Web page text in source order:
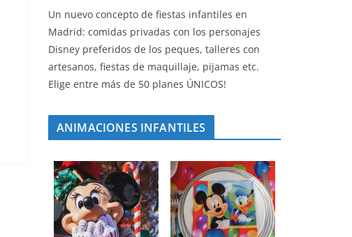
Un nuevo concepto de fiestas infantiles en
Madrid: comidas privadas con los personajes
Disney preferidos de los peques, talleres con
artesanos, fiestas de maquillaje, pijamas etc.
Elige entre más de 50 planes ÚNICOS!
ANIMACIONES INFANTILES